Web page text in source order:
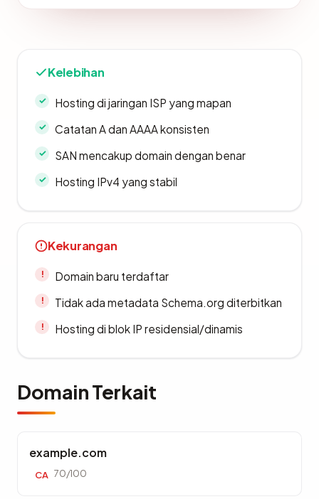
Kelebihan
Hosting di jaringan ISP yang mapan
Catatan A dan AAAA konsisten
SAN mencakup domain dengan benar
Hosting IPv4 yang stabil
Kekurangan
Domain baru terdaftar
Tidak ada metadata Schema.org diterbitkan
Hosting di blok IP residensial/dinamis
Domain Terkait
example.com
CA 70/100